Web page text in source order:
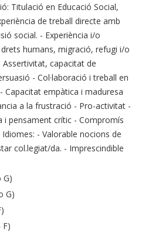
Titulació en Educació Social,
de treball directe amb
social. - Experiència i/o
humans, migració, refugi i/o
capacitat de
- Col·laboració i treball en
Capacitat empàtica i maduresa
a la frustració - Pro-activitat -
i pensament crític - Compromís
- Valorable nocions de
col.legiat/da. - Imprescindible
G)
G)
F)